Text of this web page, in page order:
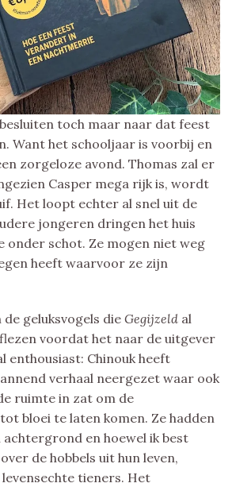
toch maar naar dat feest
Want het schooljaar is voorbij en
zorgeloze avond. Thomas zal er
Casper mega rijk is, wordt
Het loopt echter al snel uit de
jongeren dringen het huis
onder schot. Ze mogen niet weg
heeft waarvoor ze zijn
de geluksvogels die Gegijzeld al
voordat het naar de uitgever
enthousiast: Chinouk heeft
verhaal neergezet waar ook
ruimte in zat om de
bloei te laten komen. Ze hadden
achtergrond en hoewel ik best
de hobbels uit hun leven,
tieners. Het